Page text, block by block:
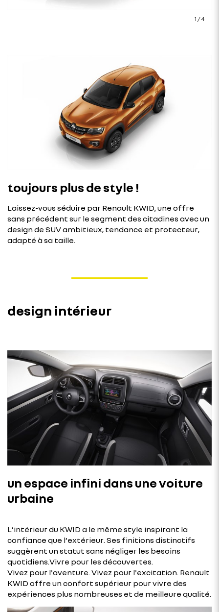
1 /4
toujours plus de style !
Laissez-vous séduire par Renault KWID, une offre
sans précédent sur le segment des citadines avec un
design de SUV ambitieux, tendance et protecteur,
adapté à sa taille.
design intérieur
un espace infini dans une voiture
urbaine
L’intérieur du KWID a le même style inspirant la
confiance que l’extérieur. Ses finitions distinctifs
suggèrent un statut sans négliger les besoins
quotidiens.Vivre pour les découvertes.
Vivez pour l'aventure. Vivez pour l'excitation. Renault
KWID offre un confort supérieur pour vivre des
expériences plus nombreuses et de meilleure qualité.